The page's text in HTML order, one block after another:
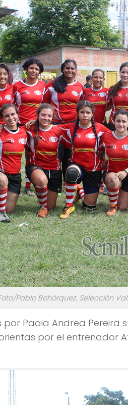
Pablo Bohórquez. Selección
por Paola Andrea Pereira
por el entrenador